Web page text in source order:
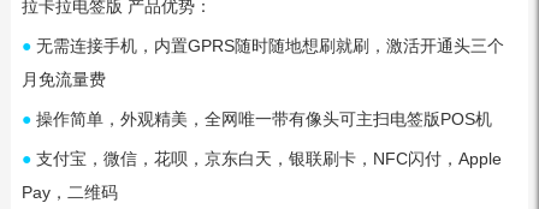
拉卡拉电签版 产品优势：
●无需连接手机，内置GPRS随时随地想刷就刷，激活开通头三个
月免流量费
●操作简单，外观精美，全网唯一带有像头可主扫电签版POS机
●支付宝，微信，花呗，京东白天，银联刷卡，NFC闪付，Apple
Pay，二维码